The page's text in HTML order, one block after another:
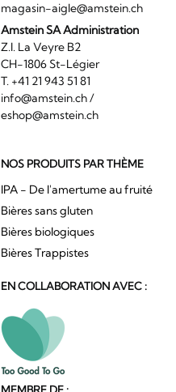
magasin-aigle@amstein.ch
Amstein SA Administration
Z.I. La Veyre B2
CH-1806 St-Légier
T. +41 21 943 51 81
info@amstein.ch/
eshop@amstein.ch
NOS PRODUITS PAR THÈME
IPA - De l'amertume au fruité
Bières sans gluten
Bières biologiques
Bières Trappistes
EN COLLABORATION AVEC :